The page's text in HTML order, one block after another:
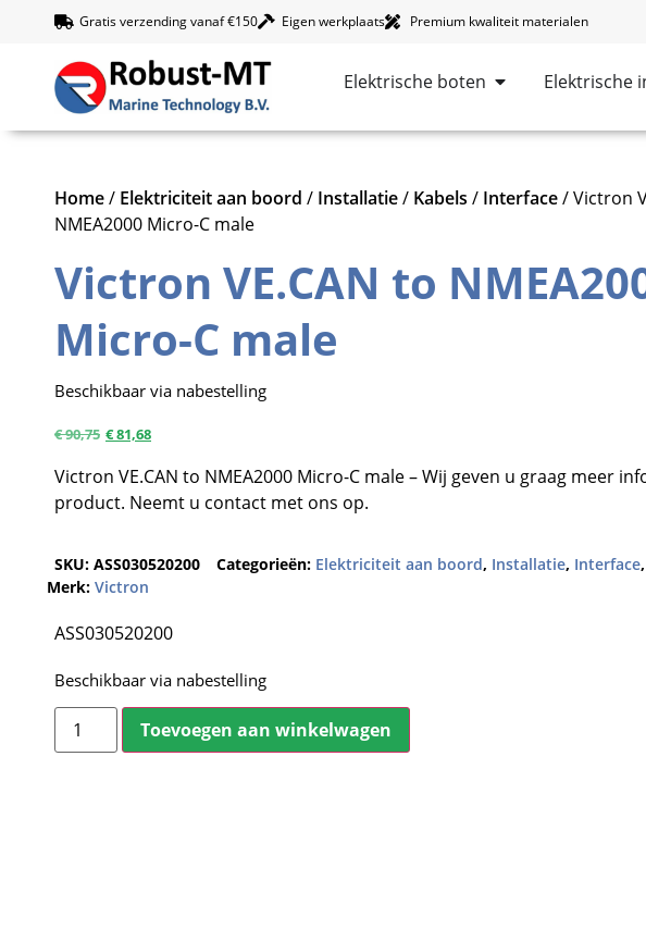
Gratis verzending vanaf €150 Eigen werkplaats Premium kwaliteit materialen
Elektrische boten Elektrische
Home/ Elektriciteit aan boord / Installatie/ Kabels / Interface/ Victron
NMEA2000 Micro-C male
Victron VE.CAN to
Micro-C male
Beschikbaar via nabestelling
€90,75 €81,68
Victron VE.CAN to NMEA2000 Micro-C male – Wij geven u graag meer
product. Neemt u contact met ons op.
SKU: ASS030520200 Categorieën: Elektriciteit aan boord, Installatie, Interface,
Merk: Victron
ASS030520200
Beschikbaar via nabestelling
Toevoegen aan winkelwagen